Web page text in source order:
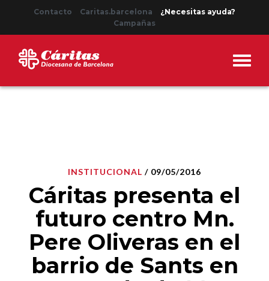
Contacto Caritas.barcelona
¿Necesitas ayuda?
Campañas
INSTITUCIONAL / 09/05/2016
Cáritas presenta el
futuro centro Mn.
Pere Oliveras en el
barrio de Sants en